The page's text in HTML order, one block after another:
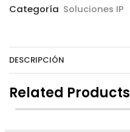
Categoría Soluciones IP
DESCRIPCIÓN
Related Products